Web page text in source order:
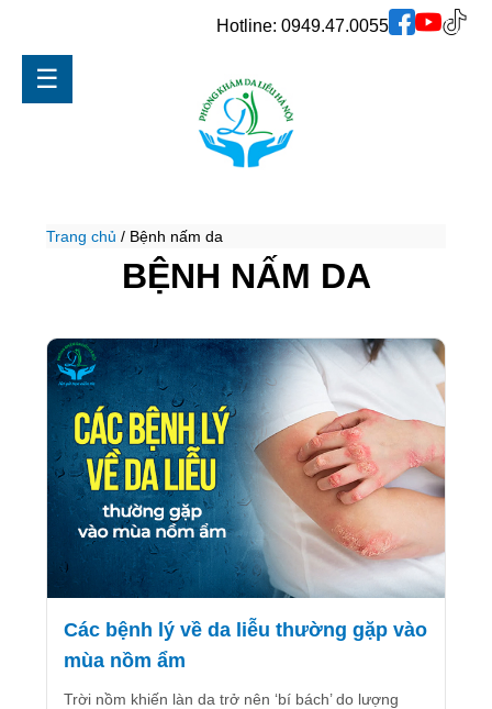
Hotline: 0949.47.0055
☰
Trang chủ / Bệnh nấm da
BỆNH NẤM DA
Các bệnh lý về da liễu thường gặp vào
mùa nồm ẩm
Trời nồm khiến làn da trở nên ‘bí bách’ do lượng